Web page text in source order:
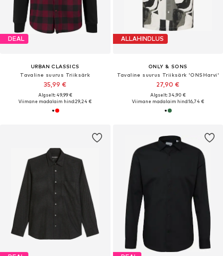
DEAL
URBAN CLASSICS
Tavaline suurus Triiksärk
35,99 €
Algselt: 49,99 €
Viimane madalaim hind:29,24 €
ALLAHINDLUS
ONLY & SONS
Tavaline suurus Triiksärk 'ONSHarvi'
27,90 €
Algselt: 34,90 €
Viimane madalaim hind:16,74 €